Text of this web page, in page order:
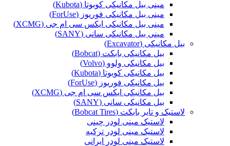
مینی بیل مکانیکی کوبوتا (Kubota)
مینی بیل مکانیکی فوریوز (ForUse)
مینی بیل مکانیکی ایکس سی ام جی (XCMG)
مینی بیل مکانیکی سانی (SANY)
بیل مکانیکی (Excavator)
بیل مکانیکی بابکت (Bobcat)
بیل مکانیکی ولوو (Volvo)
بیل مکانیکی کوبوتا (Kubota)
بیل مکانیکی فوریوز (ForUse)
بیل مکانیکی ایکس سی ام جی (XCMG)
بیل مکانیکی سانی (SANY)
لاستیک و تایر بابکت (Bobcat Tires)
لاستیک مینی لودر چینی
لاستیک مینی لودر ترکیه
لاستیک مینی لودر ایرانی